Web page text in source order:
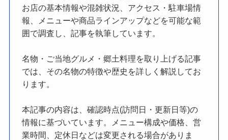
お店の基本情報や混雑状況、アクセス・駐車場情
報、メニューや商品ラインアップなどを可能な範
囲で調査し、記事を執筆しています。
名物・ご当地グルメ・郷土料理を取り上げる記事
では、その名物の特徴や歴史を詳しく解説してお
ります。
本記事の内容は、確認時点(訪問日・更新日等)の
情報に基づいています。メニュー構成や価格、営
業時間、定休日などは変更される場合がありま